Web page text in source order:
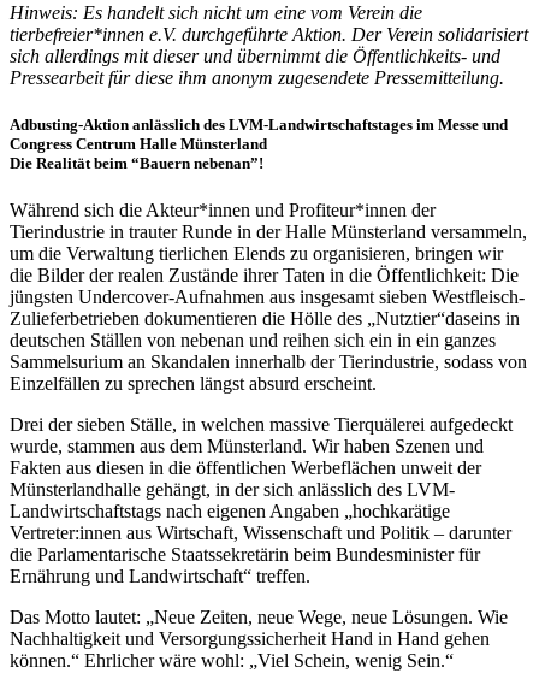
Hinweis: Es handelt sich nicht um eine vom Verein die
tierbefreier*innen e.V. durchgeführte Aktion. Der Verein solidarisiert
sich allerdings mit dieser und übernimmt die Öffentlichkeits- und
Pressearbeit für diese ihm anonym zugesendete Pressemitteilung.
Adbusting-Aktion anlässlich des LVM-Landwirtschaftstages im Messe und
Congress Centrum Halle Münsterland
Die Realität beim “Bauern nebenan”!
Während sich die Akteur*innen und Profiteur*innen der
Tierindustrie in trauter Runde in der Halle Münsterland versammeln,
um die Verwaltung tierlichen Elends zu organisieren, bringen wir
die Bilder der realen Zustände ihrer Taten in die Öffentlichkeit: Die
jüngsten Undercover-Aufnahmen aus insgesamt sieben Westfleisch-
Zulieferbetrieben dokumentieren die Hölle des „Nutztier“daseins in
deutschen Ställen von nebenan und reihen sich ein in ein ganzes
Sammelsurium an Skandalen innerhalb der Tierindustrie, sodass von
Einzelfällen zu sprechen längst absurd erscheint.
Drei der sieben Ställe, in welchen massive Tierquälerei aufgedeckt
wurde, stammen aus dem Münsterland. Wir haben Szenen und
Fakten aus diesen in die öffentlichen Werbeflächen unweit der
Münsterlandhalle gehängt, in der sich anlässlich des LVM-
Landwirtschaftstags nach eigenen Angaben „hochkarätige
Vertreter:innen aus Wirtschaft, Wissenschaft und Politik – darunter
die Parlamentarische Staatssekretärin beim Bundesminister für
Ernährung und Landwirtschaft“ treffen.
Das Motto lautet: „Neue Zeiten, neue Wege, neue Lösungen. Wie
Nachhaltigkeit und Versorgungssicherheit Hand in Hand gehen
können.“ Ehrlicher wäre wohl: „Viel Schein, wenig Sein.“